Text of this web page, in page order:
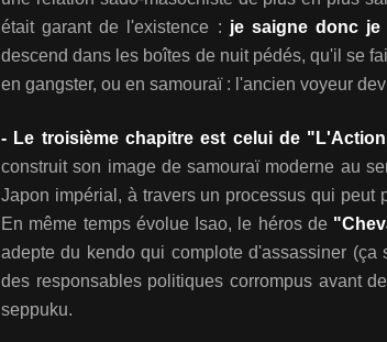
était garant de l'existence : je saigne donc je
descend dans les boîtes de nuit pédés, qu'il se
en gangster, ou en samouraï : l'ancien voyeur
- Le troisième chapitre est celui de
construit son image de samouraï moderne au
Japon impérial, à travers un processus qui peut
En même temps évolue Isao, le héros de
adepte du kendo qui complote d'assassiner
des responsables politiques corrompus avant
seppuku.